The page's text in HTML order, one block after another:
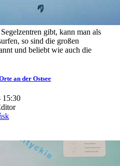
gibt, kann man als
so sind die großen
und beliebt wie auch die
an der Ostsee
15:30